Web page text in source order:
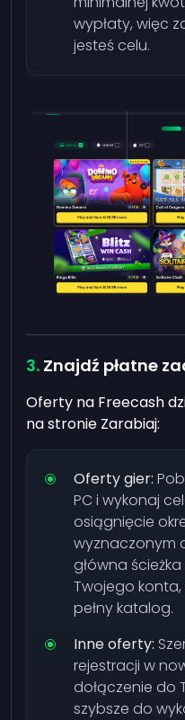
wypłaty, więc
jesteś celu.
Znajdź płatne
Oferty na Freecash
na stronie Zarabiaj:
Oferty gier:
PC i wykonaj
osiągnięcie
wyznaczonym
główna
Twojego
pełny katalog.
Inne oferty:
rejestracji w
dołączenie do
szybsze do